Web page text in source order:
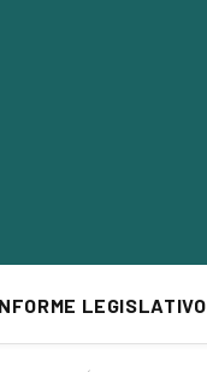
LEGISLATIVO